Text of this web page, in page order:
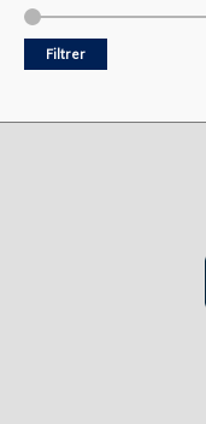
Filtrer